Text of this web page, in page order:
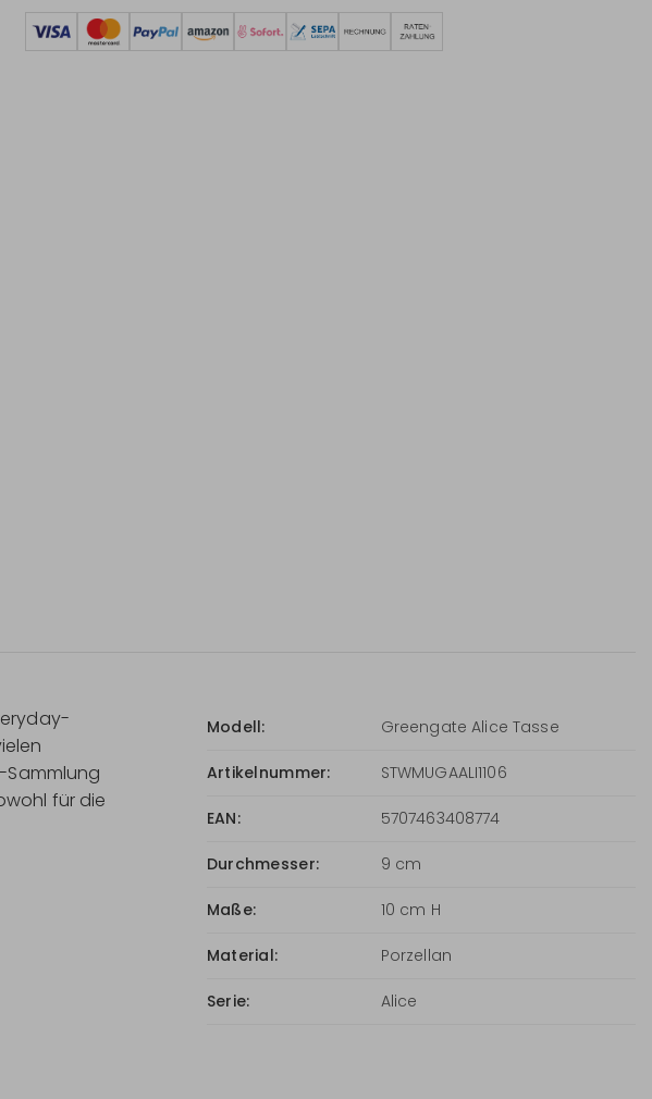
Sammlung
für die
Modell: Greengate Alice Tasse
Artikelnummer: STWMUGAALI1106
EAN: 5707463408774
Durchmesser: 9 cm
Maße: 10 cm H
Material: Porzellan
Serie: Alice